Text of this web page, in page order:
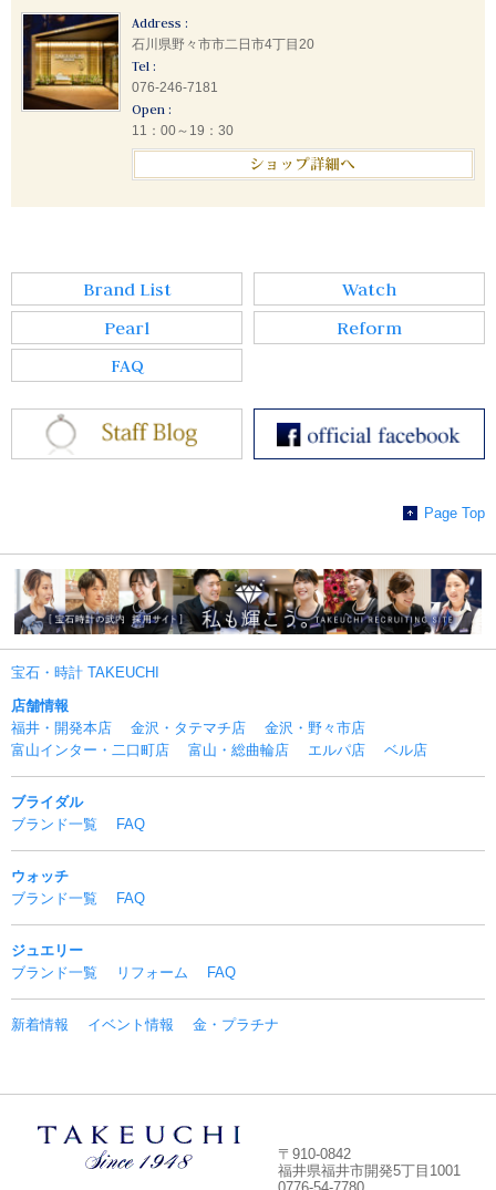
Address :
石川県野々市市二日市4丁目20
Tel :
076-246-7181
Open :
11：00～19：30
Brand List
Watch
Pearl
Reform
FAQ
Page Top
宝石・時計 TAKEUCHI
店舗情報
福井・開発本店
金沢・タテマチ店
金沢・野々市店
富山インター・二口町店
富山・総曲輪店 エルパ店 ベル店
ブライダル
ブランド一覧
FAQ
ウォッチ
ブランド一覧
FAQ
ジュエリー
ブランド一覧
リフォーム FAQ
新着情報 イベント情報 金・プラチナ
〒910-0842
福井県福井市開発5丁目1001